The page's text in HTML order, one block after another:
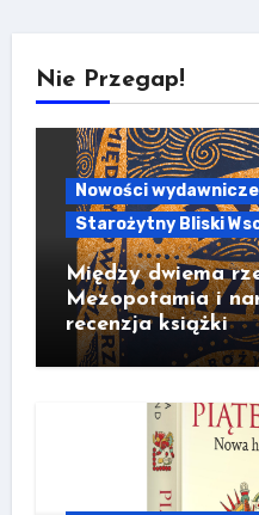
Nie Przegap!
Nowości wydawnicze
Starożytny Bliski
Między dwiema
Mezopotamia i
recenzja książki